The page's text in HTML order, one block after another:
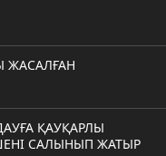
ЖАСАЛҒАН
ҚАУҚАРЛЫ
САЛЫНЫП ЖАТЫР